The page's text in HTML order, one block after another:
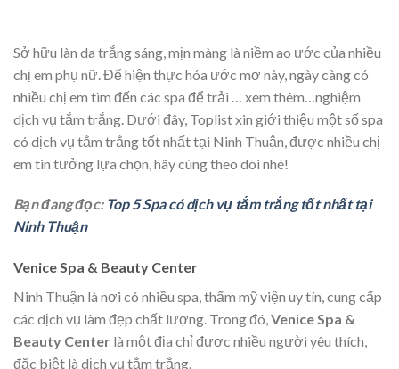
Sở hữu làn da trắng sáng, mịn màng là niềm ao ước của nhiều
chị em phụ nữ. Để hiện thực hóa ước mơ này, ngày càng có
nhiều chị em tìm đến các spa để trải
… xem thêm… nghiệm
dịch vụ tắm trắng. Dưới đây, Toplist xin giới thiệu một số spa
có dịch vụ tắm trắng tốt nhất tại Ninh Thuận, được nhiều chị
em tin tưởng lựa chọn, hãy cùng theo dõi nhé!
Bạn đang đọc: Top 5 Spa có dịch vụ tắm trắng tốt nhất tại
Ninh Thuận
Venice Spa & Beauty Center
Ninh Thuận là nơi có nhiều spa, thẩm mỹ viện uy tín, cung cấp
các dịch vụ làm đẹp chất lượng. Trong đó,Venice Spa &
Beauty Center là một địa chỉ được nhiều người yêu thích,
đặc biệt là dịch vụ tắm trắng.